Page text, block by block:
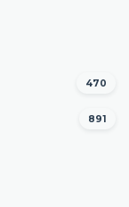
470
891